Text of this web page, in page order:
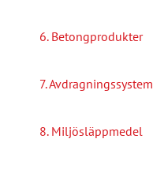
6. Betongprodukter
7. Avdragningssystem
8. Miljösläppmedel